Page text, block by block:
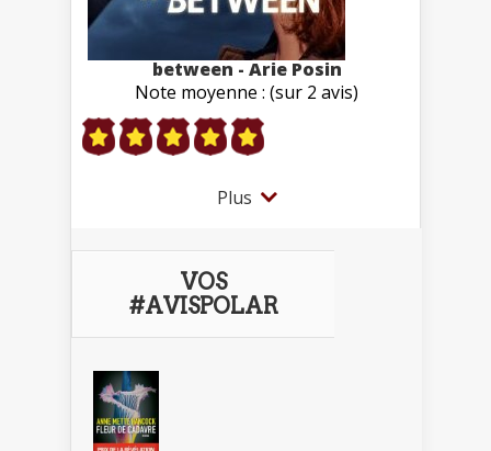
between - Arie Posin
Note moyenne : (sur 2 avis)
Plus
VOS
#AVISPOLAR